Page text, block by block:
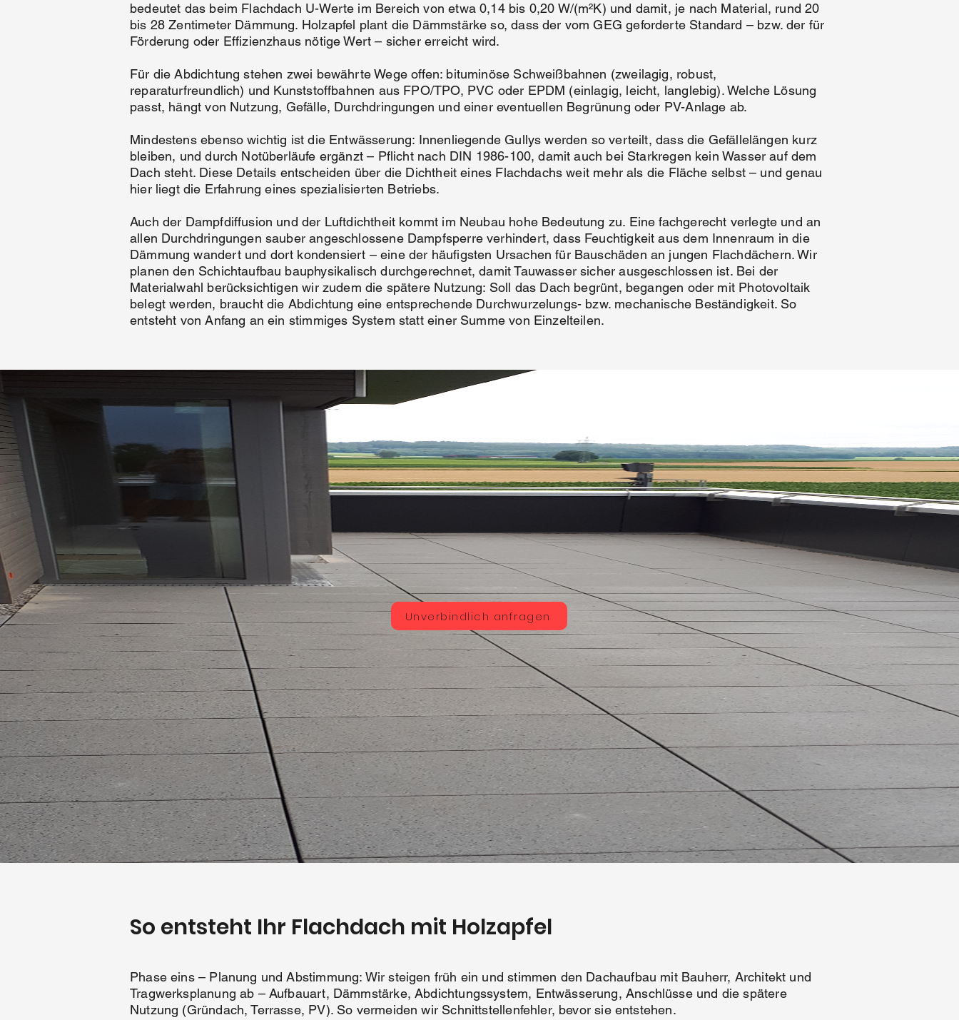
bedeutet das beim Flachdach U-Werte im Bereich von etwa 0,14 bis 0,20 W/(m²K) und damit, je nach Material, rund 20
bis 28 Zentimeter Dämmung. Holzapfel plant die Dämmstärke so, dass der vom GEG geforderte Standard – bzw. der für
Förderung oder Effizienzhaus nötige Wert – sicher erreicht wird.
Für die Abdichtung stehen zwei bewährte Wege offen: bituminöse Schweißbahnen (zweilagig, robust,
reparaturfreundlich) und Kunststoffbahnen aus FPO/TPO, PVC oder EPDM (einlagig, leicht, langlebig). Welche Lösung
passt, hängt von Nutzung, Gefälle, Durchdringungen und einer eventuellen Begrünung oder PV-Anlage ab.
Mindestens ebenso wichtig ist die Entwässerung: Innenliegende Gullys werden so verteilt, dass die Gefällelängen kurz
bleiben, und durch Notüberläufe ergänzt – Pflicht nach DIN 1986-100, damit auch bei Starkregen kein Wasser auf dem
Dach steht. Diese Details entscheiden über die Dichtheit eines Flachdachs weit mehr als die Fläche selbst – und genau
hier liegt die Erfahrung eines spezialisierten Betriebs.
Auch der Dampfdiffusion und der Luftdichtheit kommt im Neubau hohe Bedeutung zu. Eine fachgerecht verlegte und an
allen Durchdringungen sauber angeschlossene Dampfsperre verhindert, dass Feuchtigkeit aus dem Innenraum in die
Dämmung wandert und dort kondensiert – eine der häufigsten Ursachen für Bauschäden an jungen Flachdächern. Wir
planen den Schichtaufbau bauphysikalisch durchgerechnet, damit Tauwasser sicher ausgeschlossen ist. Bei der
Materialwahl berücksichtigen wir zudem die spätere Nutzung: Soll das Dach begrünt, begangen oder mit Photovoltaik
belegt werden, braucht die Abdichtung eine entsprechende Durchwurzelungs- bzw. mechanische Beständigkeit. So
entsteht von Anfang an ein stimmiges System statt einer Summe von Einzelteilen.
Unverbindlich anfragen
So entsteht Ihr Flachdach mit Holzapfel
Phase eins – Planung und Abstimmung: Wir steigen früh ein und stimmen den Dachaufbau mit Bauherr, Architekt und
Tragwerksplanung ab – Aufbauart, Dämmstärke, Abdichtungssystem, Entwässerung, Anschlüsse und die spätere
Nutzung (Gründach, Terrasse, PV). So vermeiden wir Schnittstellenfehler, bevor sie entstehen.